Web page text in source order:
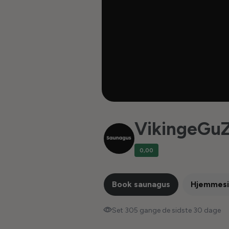
0,00
Book saunagus
Set 305 gange de sidste 30 dage